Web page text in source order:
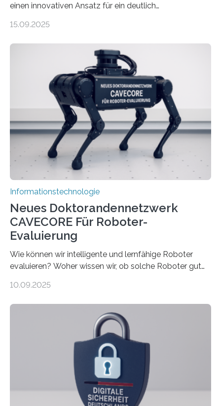
einen innovativen Ansatz für ein deutlich
Lösungsweg ist inspiriert vom menschlichen Gehirn. Die
stellt die heutige Computertechnik vor
Herausforderungen. Herkömmliche Silizium-
Prozessoren stoßen an ihre Grenzen: Sie verbrauchen
viel Energie, die Speicher- und Verarbeitungseinheiten
sind voneinander getrennt und die Datenübertragung
bremst komplexe Anwendungen aus. Da KI-Modelle
immer größer werden und riesige Datenmengen
verarbeiten müssen, steigt der Bedarf an neuen
Rechenarchitekturen. Neben Quantencomputern
rücken dabei insbesondere…
15.09.2025
Informationstechnologie
Neues Doktorandennetzwerk
CAVECORE Für Roboter-
Evaluierung
Wie können wir intelligente und lernfähige Roboter
evaluieren? Woher wissen wir, ob solche Roboter gut
sich CAVECORE – ein neues Marie Skłodowska-Curie
koordiniert wird. Ab dem 1. September werden sich
über einen Zeitraum von vier Jahren insgesamt 15
Promovierende im Rahmen von CAVECORE mit
kognitiven Robotern beschäftigen – also mit Robotern,
die mittels Sensoren ihre Umgebung erfassen,
Informationen verarbeiten und häufig auch mit…
10.09.2025